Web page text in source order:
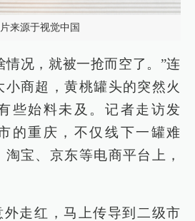
来源于视觉中国
情况，就被一抢而空了。”连
小商超，黄桃罐头的突然火
些始料未及。记者走访发
的重庆，不仅线下一罐难
宝、京东等电商平台上，
走红，马上传导到二级市